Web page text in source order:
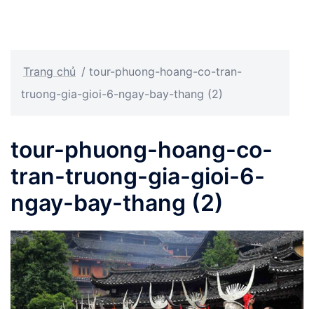
Trang chủ / tour-phuong-hoang-co-tran-
truong-gia-gioi-6-ngay-bay-thang (2)
tour-phuong-hoang-co-
tran-truong-gia-gioi-6-
ngay-bay-thang (2)